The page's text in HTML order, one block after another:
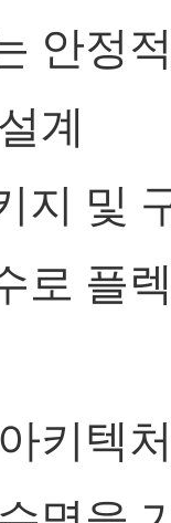
안정
계
지 및
로 플
키텍